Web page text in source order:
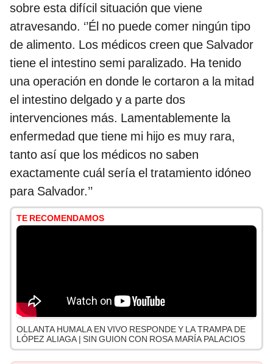
sobre esta difícil situación que viene
atravesando. ‘’Él no puede comer ningún tipo
de alimento. Los médicos creen que Salvador
tiene el intestino semi paralizado. Ha tenido
una operación en donde le cortaron a la mitad
el intestino delgado y a parte dos
intervenciones más. Lamentablemente la
enfermedad que tiene mi hijo es muy rara,
tanto así que los médicos no saben
exactamente cuál sería el tratamiento idóneo
para Salvador.’’
TE RECOMENDAMOS
OLLANTA HUMALA EN VIVO RESPONDE Y LA TRAMPA DE
LÓPEZ ALIAGA | SIN GUION CON ROSA MARÍA PALACIOS